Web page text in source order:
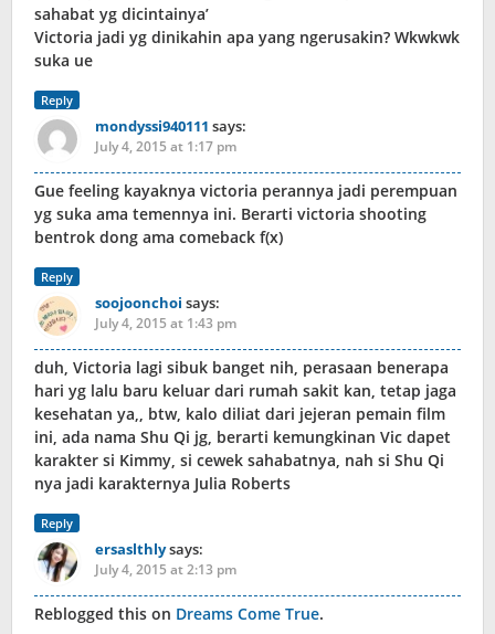
sahabat yg dicintainya’
Victoria jadi yg dinikahin apa yang ngerusakin? Wkwkwk
suka ue
Reply
mondyssi940111 says:
July 4, 2015 at 1:17 pm
Gue feeling kayaknya victoria perannya jadi perempuan
yg suka ama temennya ini. Berarti victoria shooting
bentrok dong ama comeback f(x)
Reply
soojoonchoi says:
July 4, 2015 at 1:43 pm
duh, Victoria lagi sibuk banget nih, perasaan benerapa
hari yg lalu baru keluar dari rumah sakit kan, tetap jaga
kesehatan ya,, btw, kalo diliat dari jejeran pemain film
ini, ada nama Shu Qi jg, berarti kemungkinan Vic dapet
karakter si Kimmy, si cewek sahabatnya, nah si Shu Qi
nya jadi karakternya Julia Roberts
Reply
ersaslthlysays:
July 4, 2015 at 2:13 pm
Reblogged this on Dreams Come True.